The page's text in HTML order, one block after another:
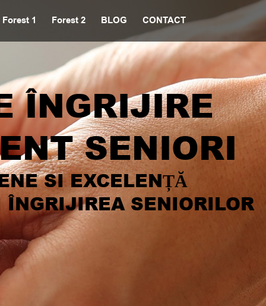
Forest 1 Forest 2 BLOG CONTACT
ÎNGRIJIRE
SENIORI
SI EXCELENȚĂ
SENIORILOR